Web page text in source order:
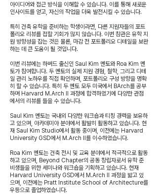
아이디어와 접근 방식을 이해할 수 있습니다. 이를 통해 새로운
인사이트를 얻고, 자신의 작업을 더욱 발전시킬 수 있습니다.
특히 건축 유학을 준비하는 학생이라면, 다른 지원자들의 포트
폴리오 리뷰를 접할 기회가 많지 않습니다. 이번 참관은 유학 지
원 방향성을 잡는 것은 물론, 마감 전 포트폴리오 디테일을 보완
하는 데 큰 도움이 될 것입니다.
이번 리뷰에는 하버드 출신인 Saul Kim 멘토와 Roa Kim 멘
토가 참여합니다. 두 멘토의 실제 지원 경험, 철학, 그리고 디테
일 관리 노하우를 직접 확인하며, 포트폴리오 구성 방향을 명확
히 할 수 있습니다. 특히 두 멘토 모두 미국에서 BArch를 공부
하며 Harvard M.Arch II 과정에 합격하였기에 다양한 관점
에서의 리뷰를 들을 수 있습니다.
Saul Kim 멘토는 국내외 다양한 워크숍과 티칭 경력을 보유하
고 있으며, 아카데미아 분야에서 활발히 활동하고 있습니다. 현
재 Saul Kim Studio에서 활동 중이며, 이전에는 Harvard
University GSD에서 M.Arch II를 이수하였습니다.
Roa Kim 멘토는 건축 전시 및 교육 분야에서 적극적으로 활동
하고 있으며, Beyond Chapter의 공동 창립자로서 유학 준
비생들을 위한 세미나와 워크숍을 기획하고 있습니다. 현재
Harvard University GSD에서 M.Arch II 과정을 밟고 있
으며, 이전에는 Pratt Institute School of Architecture를
우등으로 졸업하였습니다.